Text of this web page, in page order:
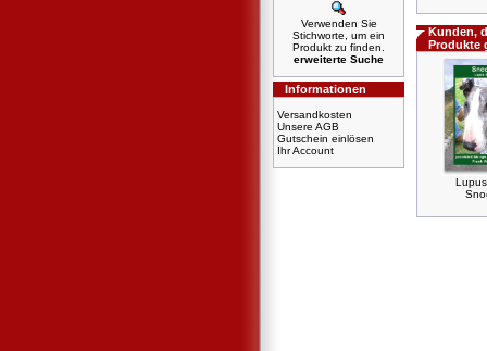
Verwenden Sie
Stichworte, um ein
Produkt zu finden.
erweiterte Suche
Informationen
Versandkosten
Unsere AGB
Gutschein einlösen
Ihr Account
Kunden,
Produkte